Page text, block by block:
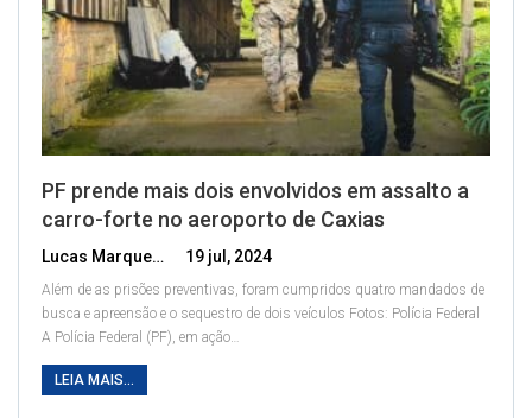
PF prende mais dois envolvidos em assalto a
carro-forte no aeroporto de Caxias
Lucas Marques 19 jul, 2024
Além de as prisões preventivas, foram cumpridos quatro mandados de
busca e apreensão e o sequestro de dois veículos Fotos: Polícia Federal
A Polícia Federal (PF), em ação
LEIA MAIS...